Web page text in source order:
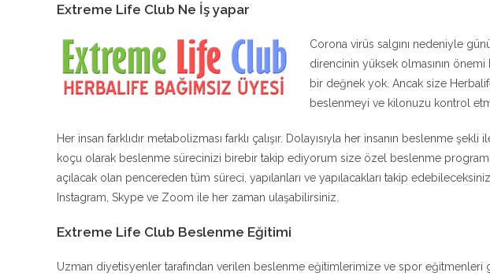
Extreme Life Club Ne İş yapar
Corona virüs salgını nedeniyle
direncinin yüksek olmasının önemi
bir değnek yok. Ancak size
beslenmeyi ve kilonuzu kontrol
Her insan farklıdır metabolizması farklı çalışır. Dolayısıyla her insanın beslenme
koçu olarak beslenme sürecinizi birebir takip ediyorum size özel beslenme
açılacak olan pencereden tüm süreci, yapılanları ve yapılacakları takip
Instagram, Skype ve Zoom ile her zaman ulaşabilirsiniz.
Extreme Life Club Beslenme Eğitimi
Uzman diyetisyenler tarafından verilen beslenme eğitimlerimize ve spor eğitmenleri